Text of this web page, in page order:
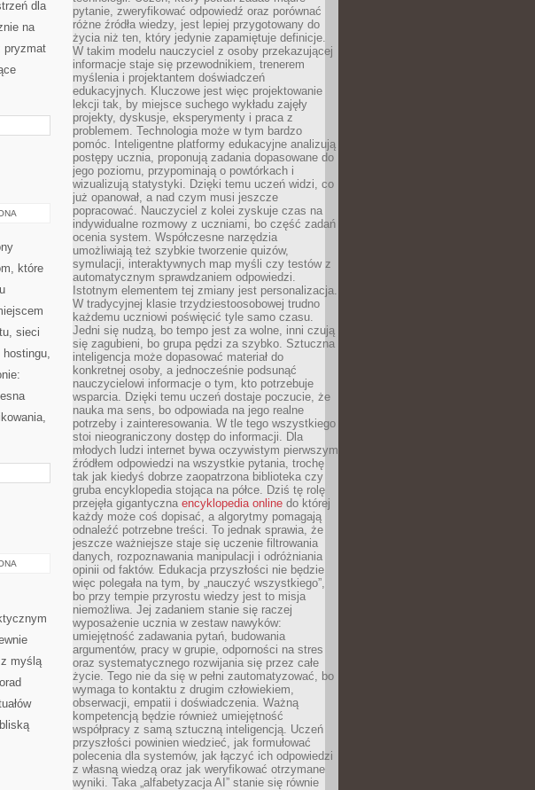
dla
na
pryzmat
które
sieci
hostingu,
myślą
pytanie, zweryfikować odpowiedź oraz porównać
różne źródła wiedzy, jest lepiej przygotowany do
życia niż ten, który jedynie zapamiętuje definicje.
W takim modelu nauczyciel z osoby przekazującej
informacje staje się przewodnikiem, trenerem
myślenia i projektantem doświadczeń
edukacyjnych. Kluczowe jest więc projektowanie
lekcji tak, by miejsce suchego wykładu zajęły
projekty, dyskusje, eksperymenty i praca z
problemem. Technologia może w tym bardzo
pomóc. Inteligentne platformy edukacyjne analizują
postępy ucznia, proponują zadania dopasowane do
jego poziomu, przypominają o powtórkach i
wizualizują statystyki. Dzięki temu uczeń widzi, co
już opanował, a nad czym musi jeszcze
popracować. Nauczyciel z kolei zyskuje czas na
indywidualne rozmowy z uczniami, bo część zadań
ocenia system. Współczesne narzędzia
umożliwiają też szybkie tworzenie quizów,
symulacji, interaktywnych map myśli czy testów z
automatycznym sprawdzaniem odpowiedzi.
Istotnym elementem tej zmiany jest personalizacja.
W tradycyjnej klasie trzydziestoosobowej trudno
każdemu uczniowi poświęcić tyle samo czasu.
Jedni się nudzą, bo tempo jest za wolne, inni czują
się zagubieni, bo grupa pędzi za szybko. Sztuczna
inteligencja może dopasować materiał do
konkretnej osoby, a jednocześnie podsunąć
nauczycielowi informacje o tym, kto potrzebuje
wsparcia. Dzięki temu uczeń dostaje poczucie, że
nauka ma sens, bo odpowiada na jego realne
potrzeby i zainteresowania. W tle tego wszystkiego
stoi nieograniczony dostęp do informacji. Dla
młodych ludzi internet bywa oczywistym pierwszym
źródłem odpowiedzi na wszystkie pytania, trochę
tak jak kiedyś dobrze zaopatrzona biblioteka czy
gruba encyklopedia stojąca na półce. Dziś tę rolę
przejęła gigantyczna encyklopedia online do której
każdy może coś dopisać, a algorytmy pomagają
odnaleźć potrzebne treści. To jednak sprawia, że
jeszcze ważniejsze staje się uczenie filtrowania
danych, rozpoznawania manipulacji i odróżniania
opinii od faktów. Edukacja przyszłości nie będzie
więc polegała na tym, by „nauczyć wszystkiego”,
bo przy tempie przyrostu wiedzy jest to misja
niemożliwa. Jej zadaniem stanie się raczej
wyposażenie ucznia w zestaw nawyków:
umiejętność zadawania pytań, budowania
argumentów, pracy w grupie, odporności na stres
oraz systematycznego rozwijania się przez całe
życie. Tego nie da się w pełni zautomatyzować, bo
wymaga to kontaktu z drugim człowiekiem,
obserwacji, empatii i doświadczenia. Ważną
kompetencją będzie również umiejętność
współpracy z samą sztuczną inteligencją. Uczeń
przyszłości powinien wiedzieć, jak formułować
polecenia dla systemów, jak łączyć ich odpowiedzi
z własną wiedzą oraz jak weryfikować otrzymane
wyniki. Taka „alfabetyzacja AI” stanie się równie